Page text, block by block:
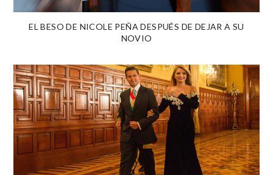
EL BESO DE NICOLE PEÑA DESPUÉS DE DEJAR A SU
NOVIO